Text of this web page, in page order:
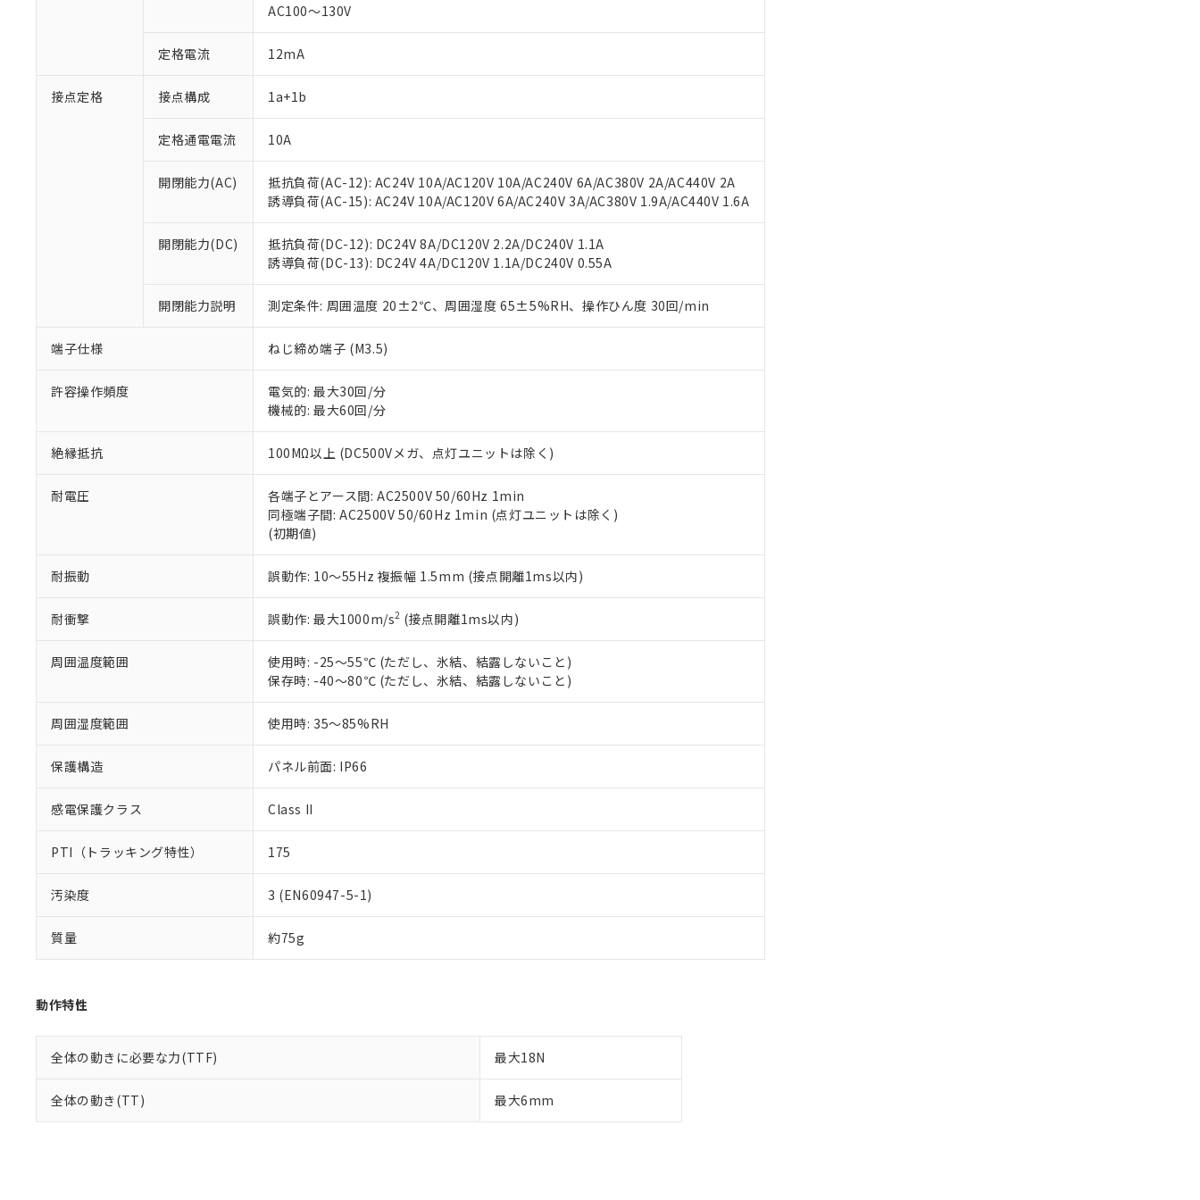
AC100～130V
定格電流 12mA
接点定格 接点構成 1a+1b
定格通電電流 10A
開閉能力(AC)
抵抗負荷(AC-12): AC24V 10A/AC120V 10A/AC240V 6A/AC380V 2A/AC440V 2A
誘導負荷(AC-15): AC24V 10A/AC120V 6A/AC240V 3A/AC380V 1.9A/AC440V 1.6A
開閉能力(DC)
抵抗負荷(DC-12): DC24V 8A/DC120V 2.2A/DC240V 1.1A
誘導負荷(DC-13): DC24V 4A/DC120V 1.1A/DC240V 0.55A
開閉能力説明 測定条件: 周囲温度 20±2℃、周囲湿度 65±5%RH、操作ひん度 30回/min
端子仕様 ねじ締め端子 (M3.5)
許容操作頻度
電気的: 最大30回/分
機械的: 最大60回/分
絶縁抵抗 100MΩ以上 (DC500Vメガ、点灯ユニットは除く)
耐電圧
各端子とアース間: AC2500V 50/60Hz 1min
同極端子間: AC2500V 50/60Hz 1min (点灯ユニットは除く)
(初期値)
耐振動 誤動作: 10～55Hz 複振幅 1.5mm (接点開離1ms以内)
耐衝撃 誤動作: 最大1000m/s2 (接点開離1ms以内)
周囲温度範囲
使用時: -25～55℃ (ただし、氷結、結露しないこと)
保存時: -40～80℃ (ただし、氷結、結露しないこと)
周囲湿度範囲 使用時: 35～85%RH
保護構造 パネル前面: IP66
感電保護クラス Class II
PTI（トラッキング特性） 175
汚染度 3 (EN60947-5-1)
質量 約75g
動作特性
全体の動きに必要な力(TTF) 最大18N
全体の動き(TT) 最大6mm
ご利用条件
以下の条件をお読みいただき、同意のうえご利用ください。
くものです。
当社制御機器事業取扱商品の中には、本サービスの対象外となる商品もあることをご了承ください。
在庫状況および標準価格照会結果は、記載している更新日時点での社内データに基づき作成されるも
のであり、閲覧された時点での実際の在庫および標準価格とは異なる場合があることをご了承くださ
い。
正式な納期状況および標準価格はお客様のお取引先、またはお客様担当のオムロン制御機器販売店・
当社販売員にご相談ください。
オムロン制御機器販売店や当社販売拠点は「 販売ネットワーク
」をご確認ください。
在庫状況および標準価格結果を当社の事前の承諾なく第三者に漏洩または開示しないようお願いしま
す。
マイパーツ機能（部品リスト作成サービス）をご利用いただくには、I-Webメンバーズにご登録され
お客様が当ウェブサイト上で当社にご登録された部品リストについて、当社および当社の共同利用者
が、当社の製品・サービスに関するお客様との取引・商談に必要な範囲で利用することをご了承くだ
さい。
※当社の共同利用者とは、"個人情報の共同利用に関して"
いる法人を指します。
対応済み：EU RoHS指令（10物質）の非含有に対応した製品が提供可能な商品です。
調査・確認中：EU RoHS指令（10物質）の非含有の対応状況を調査中または確認中の商品です。
非該当品：ライセンス料など無形物で、有害物質有無と関係のない商品です。
仕入先様の事情により、非含有部品としていたものが、含有品と判明した場合などやむを得ず変更すること
があります。
六価クロム(Cr(Ⅵ)) 1000ppm以下、ポリ臭化ビフェニル類(PBB) 1000ppm以下、ポリ臭化ジフェニルエーテル類(PBDE) 1000ppm以下、
フタル酸ビス(2-エチルヘキシル) (DEHP)(別名：DOP) 1000ppm以下、フタル酸ブチルベンジル（BBP） 1000ppm以下、フタル酸ジブチ
ル（DBP） 1000ppm以下、フタル酸ジイソブチル (DIBP) 1000ppm以下
但し、RoHS指令で産業用監視および制御機器に対する適用除外項目は除く。
※2 対応予定月
部品在庫の切り替え状況などにより、予定月が前後することがあります。
※3 非含有証明書ダウンロード
下記の非含有証明書をダウンロードすることができます。
EU RoHS指令（10物質）の非含有証明書
51物質の非含有証明書（当社基準）
※本証明書は発行日時点で非含有を証明するもので、過去に遡って非含有を証明するものではありません。
また、RoHS指令のフタル酸エステル類４物質の対応では、対応完了までの期間は出荷製品に未対応品が
混在することから備考欄に対応日を記載しておりました。
既に当社にて対応品への在庫切替を完了していることから、特段のことがない限り、2022年1月12日よ
り割愛しております。
※1 中国RoHS○×表
「×」：最大均質材料含有率が中国RoHSの基準値を超えていることを示します。
「－」：未確認です。当社販売部門へお問い合わせください。
*中国RoHS10物質の基準値 (GB/T26572)：
DBP(フタル酸ジブチル) : 1000ppm、 DIBP(フタル酸ジイソブチル) : 1000ppm、 BBP(フタル酸ブチルベンジル) : 1000ppm、
DEHP(フタル酸ビス(2-エチルヘキシル)) : 1000ppm
※2 環境保護使用期限
「ｅ」：有害物質（10物質）のすべてが基準値以下であることを示します。
「10」：通常の使用状況下において有害物質が外部に漏えいし、環境に深刻な影響を及ぼさない年数を意
味します。
「－」：未確認です。当社販売部門へお問い合わせください。
う）を輸出または国外への提供する場合は、日本国政府の輸出許可(または役務取引許可)を取得する
などの必要な手続きをとります。
当社は規制貨物を破棄する場合は、完全に破砕するなど、違法に輸出されないよう必要な手段を講じ
当社は貴社製品を、核兵器、ミサイル、化学兵器、生物兵器またはその他武器並びにこれらの製造装
置等に一切使用いたしません。
当社は、貴社製品を第三者に販売する場合は、上記1、2および3の内容を当該第三者に通知します。
また当社は、販売先および販売に係わる関係者が違法に輸出するおそれがある場合は、取り引きをい
たしません。
記
号
説明
○ 一定数以上の在庫あり
△ 一定数には満たないが在庫あり
－
在庫なし(最新の在庫状況については、お客様のお取引先、またはお客様担当のオムロン制御
機器販売店・当社販売員にご確認ください)
空
白
受注生産機種、また在庫状況の情報を公開していない機種